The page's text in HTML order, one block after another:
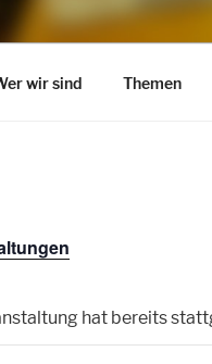
wir sind Themen
hat bereits